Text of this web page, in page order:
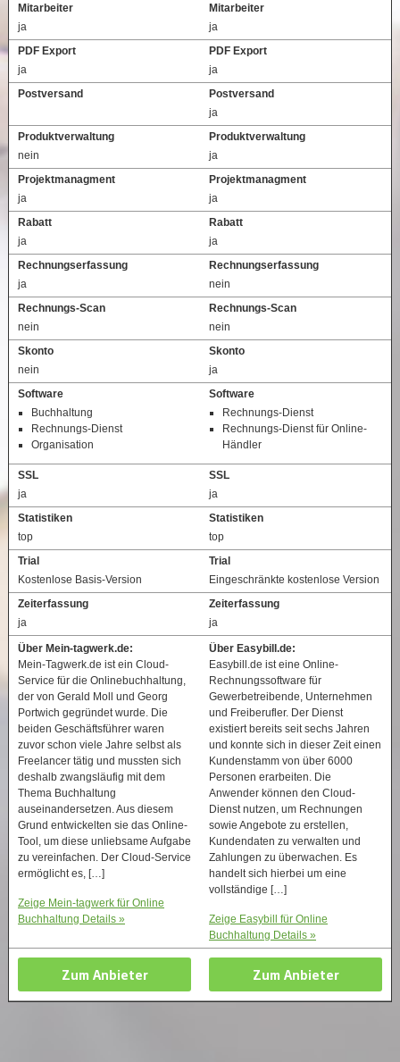
Mitarbeiter
ja
Mitarbeiter
ja
PDF Export
ja
PDF Export
ja
Postversand
Postversand
ja
Produktverwaltung
nein
Produktverwaltung
ja
Projektmanagment
ja
Projektmanagment
ja
Rabatt
ja
Rabatt
ja
Rechnungserfassung
ja
Rechnungserfassung
nein
Rechnungs-Scan
nein
Rechnungs-Scan
nein
Skonto
nein
Skonto
ja
Software
Buchhaltung
Rechnungs-Dienst
Organisation
Software
Rechnungs-Dienst
Rechnungs-Dienst für Online-
Händler
SSL
ja
SSL
ja
Statistiken
top
Statistiken
top
Trial
Kostenlose Basis-Version
Trial
Eingeschränkte kostenlose Version
Zeiterfassung
ja
Zeiterfassung
ja
Über Mein-tagwerk.de:
Mein-Tagwerk.de ist ein Cloud-
Service für die Onlinebuchhaltung,
der von Gerald Moll und Georg
Portwich gegründet wurde. Die
beiden Geschäftsführer waren
zuvor schon viele Jahre selbst als
Freelancer tätig und mussten sich
deshalb zwangsläufig mit dem
Thema Buchhaltung
auseinandersetzen. Aus diesem
Grund entwickelten sie das Online-
Tool, um diese unliebsame Aufgabe
zu vereinfachen. Der Cloud-Service
ermöglicht es, […]
Zeige Mein-tagwerk für Online
Buchhaltung Details »
Über Easybill.de:
Easybill.de ist eine Online-
Rechnungssoftware für
Gewerbetreibende, Unternehmen
und Freiberufler. Der Dienst
existiert bereits seit sechs Jahren
und konnte sich in dieser Zeit einen
Kundenstamm von über 6000
Personen erarbeiten. Die
Anwender können den Cloud-
Dienst nutzen, um Rechnungen
sowie Angebote zu erstellen,
Kundendaten zu verwalten und
Zahlungen zu überwachen. Es
handelt sich hierbei um eine
vollständige […]
Zeige Easybill für Online
Buchhaltung Details »
Zum Anbieter Zum Anbieter